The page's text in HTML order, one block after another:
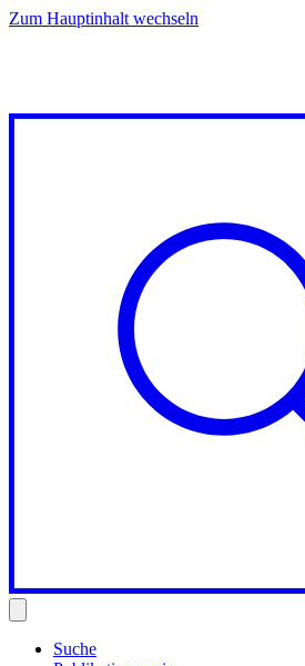
Zum Hauptinhalt wechseln
Suche